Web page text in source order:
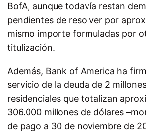
BofA, aunque todavía restan
pendientes de resolver por
mismo importe formuladas por
titulización.
Además, Bank of America ha
servicio de la deuda de 2
residenciales que totalizan
306.000 millones de dólares
de pago a 30 de noviembre de